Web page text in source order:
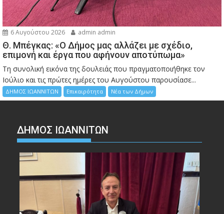
6 Αυγούστου 2026 admin admin
Θ. Μπέγκας: «Ο Δήμος μας αλλάζει με σχέδιο,
επιμονή και έργα που αφήνουν αποτύπωμα»
Τη συνολική εικόνα της δουλειάς που πραγματοποιήθηκε τον
Ιούλιο και τις πρώτες ημέρες του Αυγούστου παρουσίασε...
ΔΗΜΟΣ ΙΩΑΝΝΙΤΩΝ Επικαιρότητα Νέα των Δήμων
ΔΗΜΟΣ ΙΩΑΝΝΙΤΩΝ